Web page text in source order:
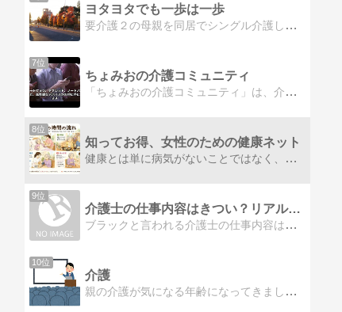
ヨタヨタでも一歩は一歩
要介護２の母親を同居でシングル介護している、発達持ち軟弱娘の覚書的ブログです。最近毒吐きが多くなりました（笑）
7位
ちょみおの介護コミュニティ
「ちょみおの介護コミュニティ」は、介護者のための支えと情報共有の場。共感とアドバイスを通じて、共に学び、成長しましょう。
8位
知ってお得、女性のための健康ネット
健康とは単に病気がないことではなく、身体的健康、精神的健康、社会的に良好な状態の３つがうまく調和された状態と言われています。自己の健康を高めるためにはそれらを知って行動することが大切です。皆で一緒に、健康の高みを目指しましょう
9位
介護士の仕事内容はきつい？リアル仕事体験談
ブラックと言われる介護士の仕事内容はどのぐらいきついのか？介護施設で働く現役介護士によるリアルな仕事体験談
10位
介護
親の介護が気になる年齢になってきました。そのときになって慌てることのないよう、調べてわかったことなどを紹介します。